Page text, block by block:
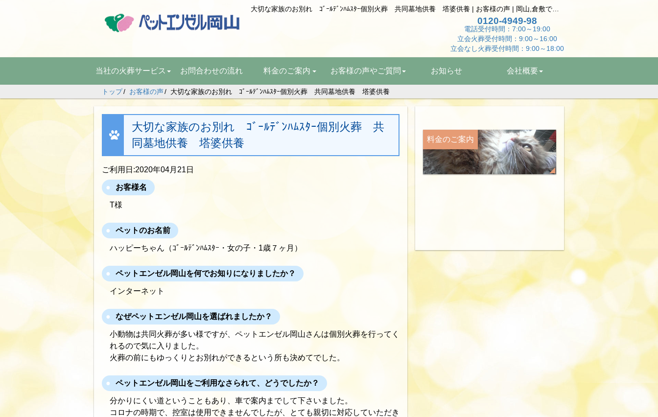
0120-4949-98
電話受付時間：7:00～19:00
立会火葬受付時間：9:00～16:00
立会なし火葬受付時間：9:00～18:00
当社の火葬サービス お問合わせの流れ 料金のご案内 お客様の声やご質問 お知らせ 会社概要
トップ お客様の声 大切な家族のお別れ ｺﾞｰﾙﾃﾞﾝﾊﾑｽﾀｰ個別火葬 共同墓地供養 塔婆供養
大切な家族のお別れ ｺﾞｰﾙﾃﾞﾝﾊﾑｽﾀｰ個別火葬 共
同墓地供養 塔婆供養
ご利用日:2020年04月21日
お客様名
T様
ペットのお名前
ハッピーちゃん（ｺﾞｰﾙﾃﾞﾝﾊﾑｽﾀｰ・女の子・1歳７ヶ月）
ペットエンゼル岡山を何でお知りになりましたか？
インターネット
なぜペットエンゼル岡山を選ばれましたか？
小動物は共同火葬が多い様ですが、ペットエンゼル岡山さんは個別火葬を行ってく
れるので気に入りました。
火葬の前にもゆっくりとお別れができるという所も決めてでした。
ペットエンゼル岡山をご利用なさられて、どうでしたか？
分かりにくい道ということもあり、車で案内までして下さいました。
コロナの時期で、控室は使用できませんでしたが、とても親切に対応していただき
料金のご案内